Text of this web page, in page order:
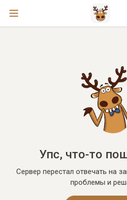
Упс, что-то
Сервер перестал отвечать на
проблемы и